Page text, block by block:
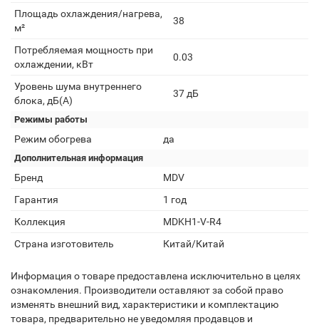
Площадь охлаждения/нагрева,
м²
38
Потребляемая мощность при
охлаждении, кВт
0.03
Уровень шума внутреннего
блока, дБ(А)
37 дБ
Режимы работы
Режим обогрева да
Дополнительная информация
Бренд
MDV
Гарантия
1 год
Коллекция
MDKH1-V-R4
Страна изготовитель
Китай/Китай
Информация о товаре предоставлена исключительно в целях
ознакомления. Производители оставляют за собой право
изменять внешний вид, характеристики и комплектацию
товара, предварительно не уведомляя продавцов и